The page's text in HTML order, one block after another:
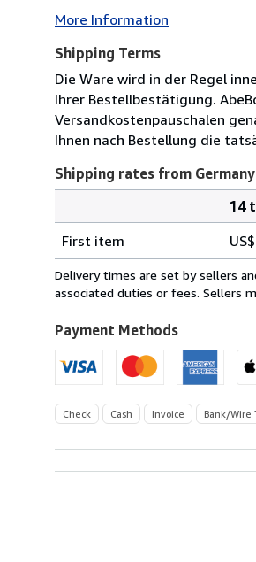
More Information
Shipping Terms
Die Ware wird in der Regel
Ihrer Bestellbestätigung.
Versandkostenpauschalen
Ihnen nach Bestellung die
Shipping rates from
rates
from
Germany
U.S.A.
14
First item
Delivery times are set by sellers
associated duties or fees. Sellers
Payment Methods
Check Cash Invoice Bank/Wire